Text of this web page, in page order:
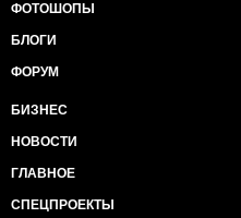
ФОТОШОПЫ
БЛОГИ
ФОРУМ
БИЗНЕС
НОВОСТИ
ГЛАВНОЕ
СПЕЦПРОЕКТЫ